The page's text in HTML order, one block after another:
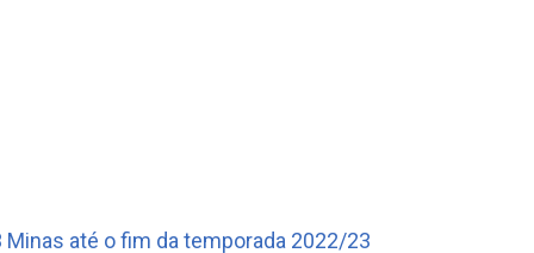
até o fim da temporada 2022/23